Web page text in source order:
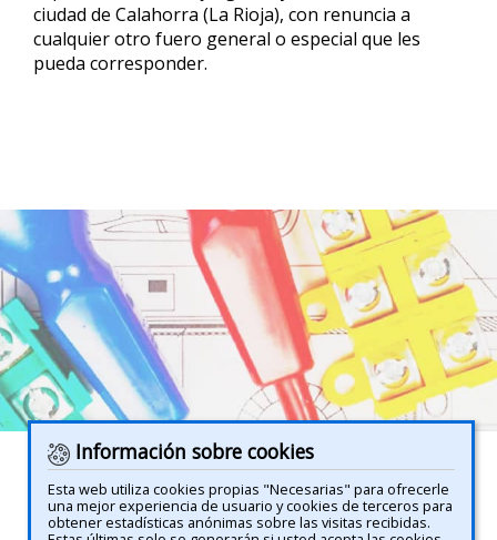
ciudad de Calahorra (La Rioja), con renuncia a
cualquier otro fuero general o especial que les
pueda corresponder.
Información sobre cookies
Esta web utiliza cookies propias "Necesarias" para ofrecerle
una mejor experiencia de usuario y cookies de terceros para
obtener estadísticas anónimas sobre las visitas recibidas.